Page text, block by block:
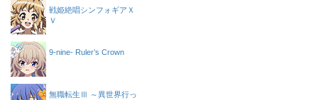
戦姫絶唱シンフォギアＸ
Ｖ
9-nine- Ruler’s Crown
無職転生Ⅲ ～異世界行っ